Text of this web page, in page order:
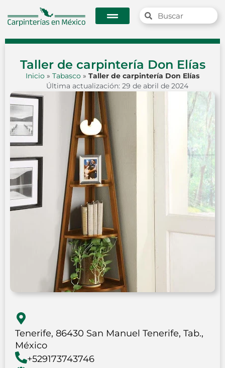
Taller de carpintería Don Elías
Inicio » Tabasco » Taller de carpintería Don Elías
Última actualización: 29 de abril de 2024
Tenerife, 86430 San Manuel Tenerife, Tab.,
México
+529173743746